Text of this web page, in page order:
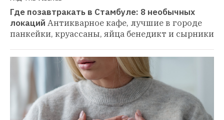
Что делать при панической атаке: Как
поддержать себя и другогоПодробная инструкция
психолога Анны Шипициной